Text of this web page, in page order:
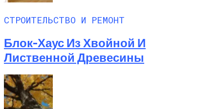
СТРОИТЕЛЬСТВО И РЕМОНТ
Блок-Хаус Из Хвойной И
Лиственной Древесины